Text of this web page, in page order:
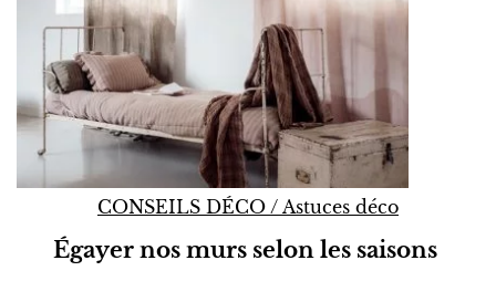
CONSEILS DÉCO / Astuces déco
Égayer nos murs selon les saisons